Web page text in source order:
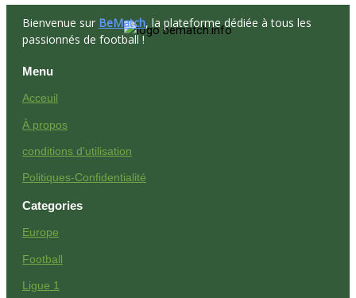
Bienvenue sur BeMatch, la plateforme dédiée à tous les
passionnés de football !
Menu
Acceuil
À propos
conditions d'utilisation
Politiques-Confidentialité
Categories
Europe
Football
Ligue 1